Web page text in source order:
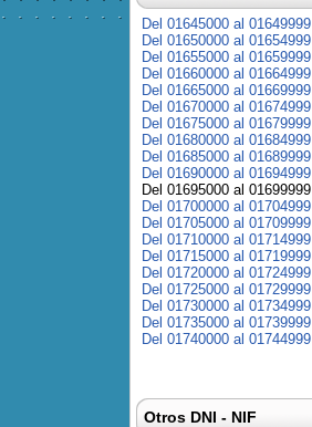
Del 01645000 al 01649999
Del 01650000 al 01654999
Del 01655000 al 01659999
Del 01660000 al 01664999
Del 01665000 al 01669999
Del 01670000 al 01674999
Del 01675000 al 01679999
Del 01680000 al 01684999
Del 01685000 al 01689999
Del 01690000 al 01694999
Del 01695000 al 01699999
Del 01700000 al 01704999
Del 01705000 al 01709999
Del 01710000 al 01714999
Del 01715000 al 01719999
Del 01720000 al 01724999
Del 01725000 al 01729999
Del 01730000 al 01734999
Del 01735000 al 01739999
Del 01740000 al 01744999
Otros DNI - NIF